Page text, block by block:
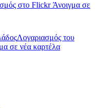
στο FlickrΆνοιγμα σε
Λογαριασμός του
σε νέα καρτέλα